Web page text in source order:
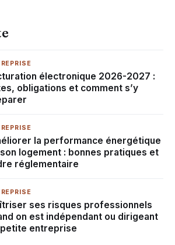
électronique 2026-2027 :
obligations et comment s’y
la performance énergétique
logement : bonnes pratiques et
réglementaire
ses risques professionnels
on est indépendant ou dirigeant
entreprise